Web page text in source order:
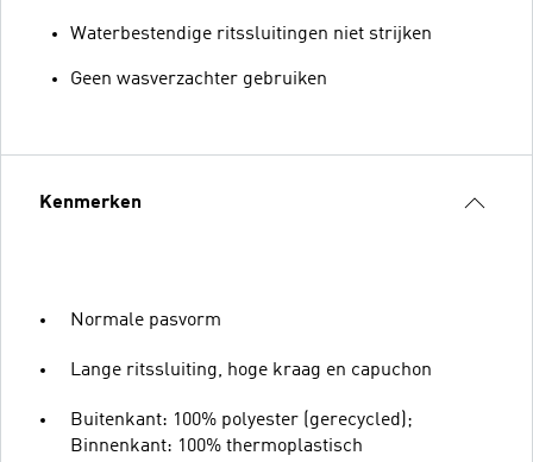
Waterbestendige ritssluitingen niet strijken
Geen wasverzachter gebruiken
Kenmerken
Normale pasvorm
Lange ritssluiting, hoge kraag en capuchon
Buitenkant: 100% polyester (gerecycled);
Binnenkant: 100% thermoplastisch